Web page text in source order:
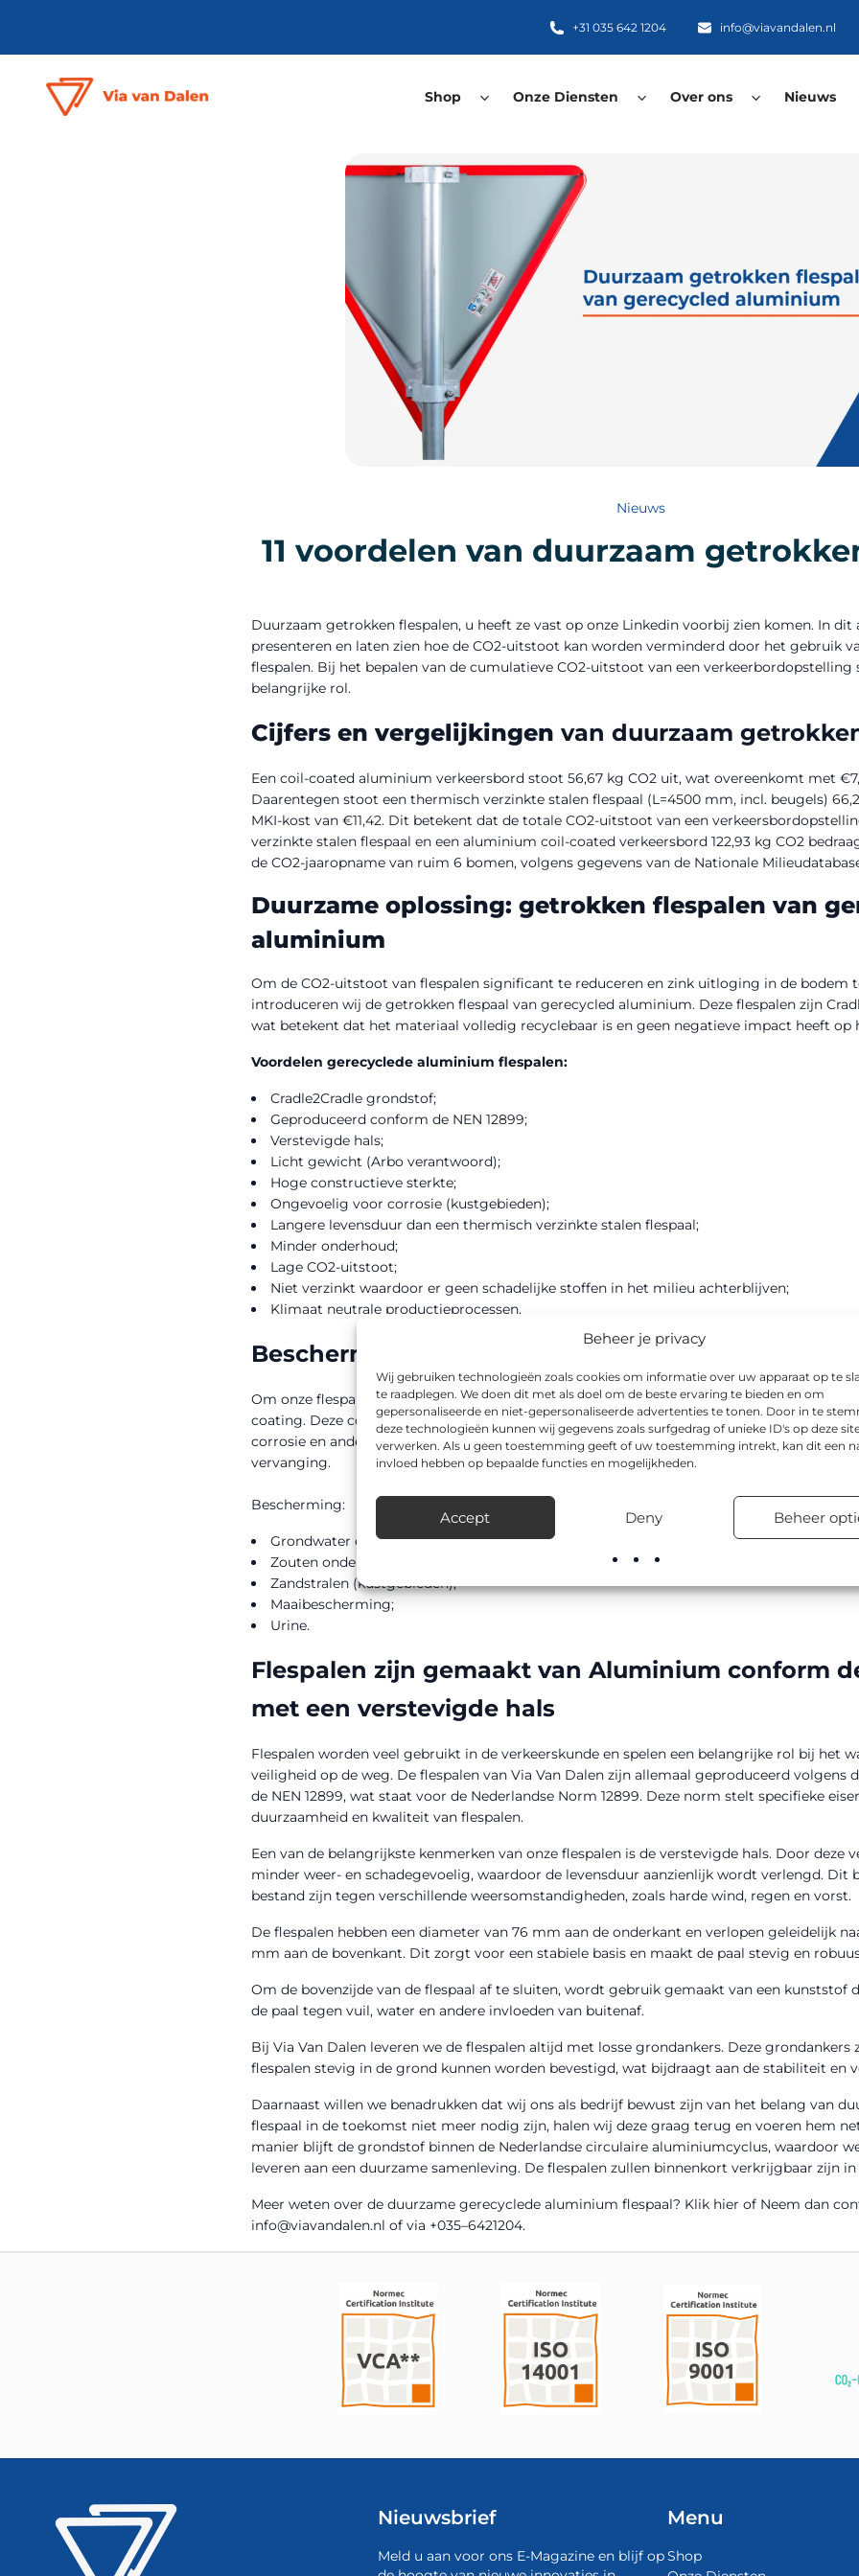
Beheer je privacy
Wij gebruiken technologieën zoals cookies om informatie over uw apparaat op te
te raadplegen. We doen dit met als doel om de beste ervaring te bieden en om
gepersonaliseerde en niet-gepersonaliseerde advertenties te tonen. Door in te
deze technologieën kunnen wij gegevens zoals surfgedrag of unieke ID's op deze
verwerken. Als u geen toestemming geeft of uw toestemming intrekt, kan dit een
invloed hebben op bepaalde functies en mogelijkheden.
Accept Deny Beheer
+31 035 642 1204 info@viavandalen.nl
Shop Onze Diensten Over ons Nieuws
Nieuws
11 voordelen van duurzaam
Duurzaam getrokken flespalen, u heeft ze vast op onze Linkedin voorbij zien komen. In dit
presenteren en laten zien hoe de CO2-uitstoot kan worden verminderd door het gebruik
flespalen. Bij het bepalen van de cumulatieve CO2-uitstoot van een verkeerbordopstelling
belangrijke rol.
Cijfers en vergelijkingen van duurzaam
Een coil-coated aluminium verkeersbord stoot 56,67 kg CO2 uit, wat overeenkomt met
Daarentegen stoot een thermisch verzinkte stalen flespaal (L=4500 mm, incl. beugels)
MKI-kost van €11,42. Dit betekent dat de totale CO2-uitstoot van een
verzinkte stalen flespaal en een aluminium coil-coated verkeersbord 122,93 kg CO2
de CO2-jaaropname van ruim 6 bomen, volgens gegevens van de Nationale
Duurzame oplossing: getrokken flespalen van
aluminium
Om de CO2-uitstoot van flespalen significant te reduceren en zink uitloging in de bodem
introduceren wij de getrokken flespaal van gerecycled aluminium. Deze flespalen zijn
wat betekent dat het materiaal volledig recyclebaar is en geen negatieve impact heeft op
Voordelen gerecyclede aluminium flespalen:
Cradle2Cradle grondstof;
Geproduceerd conform de NEN 12899;
Verstevigde hals;
Licht gewicht (Arbo verantwoord);
Hoge constructieve sterkte;
Ongevoelig voor corrosie (kustgebieden);
Langere levensduur dan een thermisch verzinkte stalen flespaal;
Minder onderhoud;
Lage CO2-uitstoot;
Niet verzinkt waardoor er geen schadelijke stoffen in het milieu achterblijven;
Klimaat neutrale productieprocessen.
Bescherming en conservering
Om onze flespalen een optimale grond- en luchtconservering te geven, worden ze
coating. Deze coating zorgt ervoor dat de flespalen bestand zijn tegen invloeden van de
corrosie en andere vormen van schade. Dit draagt bij aan een langere levensduur en
vervanging.
Bescherming:
Grondwater en bodemzuren;
Zouten onder/ boven maaiveld (kustgebieden);
Zandstralen (kustgebieden);
Maaibescherming;
Urine.
Flespalen zijn gemaakt van Aluminium conform
met een verstevigde hals
Flespalen worden veel gebruikt in de verkeerskunde en spelen een belangrijke rol bij het
veiligheid op de weg. De flespalen van Via Van Dalen zijn allemaal geproduceerd volgens
de NEN 12899, wat staat voor de Nederlandse Norm 12899. Deze norm stelt specifieke
duurzaamheid en kwaliteit van flespalen.
Een van de belangrijkste kenmerken van onze flespalen is de verstevigde hals. Door deze
minder weer- en schadegevoelig, waardoor de levensduur aanzienlijk wordt verlengd. Dit
bestand zijn tegen verschillende weersomstandigheden, zoals harde wind, regen en vorst.
De flespalen hebben een diameter van 76 mm aan de onderkant en verlopen geleidelijk
mm aan de bovenkant. Dit zorgt voor een stabiele basis en maakt de paal stevig en
Om de bovenzijde van de flespaal af te sluiten, wordt gebruik gemaakt van een kunststof
de paal tegen vuil, water en andere invloeden van buitenaf.
Bij Via Van Dalen leveren we de flespalen altijd met losse grondankers. Deze grondankers
flespalen stevig in de grond kunnen worden bevestigd, wat bijdraagt aan de stabiliteit en
Daarnaast willen we benadrukken dat wij ons als bedrijf bewust zijn van het belang van
flespaal in de toekomst niet meer nodig zijn, halen wij deze graag terug en voeren hem
manier blijft de grondstof binnen de Nederlandse circulaire aluminiumcyclus, waardoor
leveren aan een duurzame samenleving. De flespalen zullen binnenkort verkrijgbaar zijn in
Meer weten over de duurzame gerecyclede aluminium flespaal? Klik hier of Neem dan
info@viavandalen.nl of via +035–6421204.
Nieuwsbrief
Meld u aan voor ons E-Magazine en blijf op
Menu
Shop